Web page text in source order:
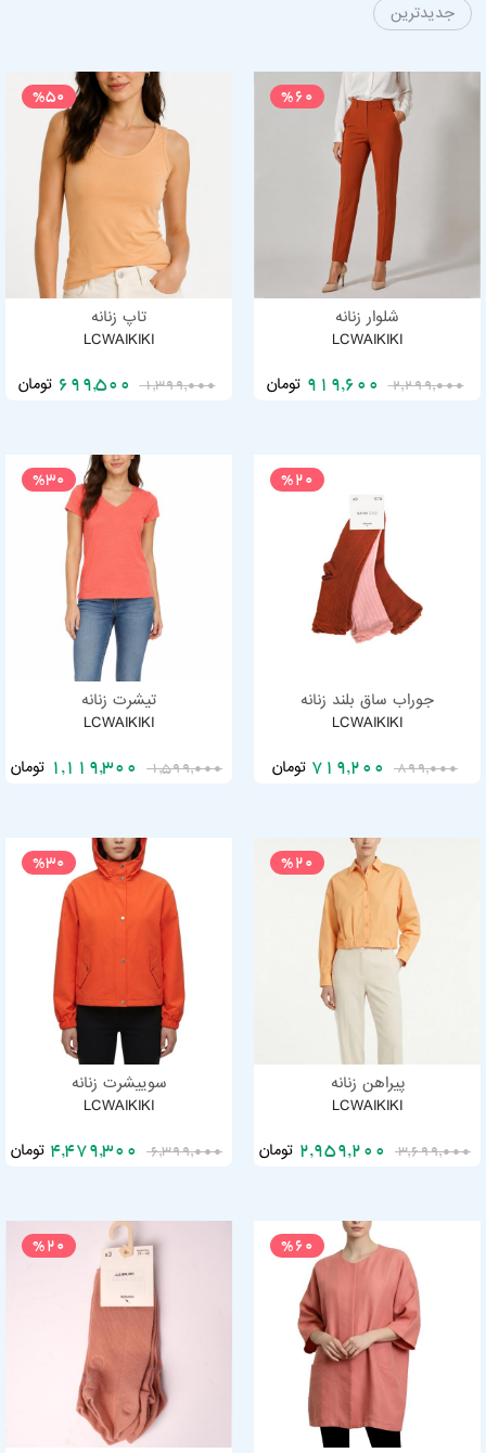
جدیدترین
%60
شلوار زنانه
LCWAIKIKI
2,299,000
919,600 تومان
%50
تاپ زنانه
LCWAIKIKI
1,399,000
699,500 تومان
%20
جوراب ساق بلند زنانه
LCWAIKIKI
899,000 تومان
%30
تیشرت زنانه
LCWAIKIKI
1,599,000 تومان
%20
پیراهن زنانه
LCWAIKIKI
3,699,000 تومان
%30
سوییشرت زنانه
LCWAIKIKI
6,399,000 تومان
%60
%20